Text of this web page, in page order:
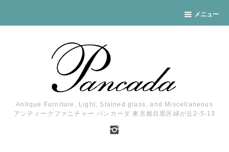
メニュー
Antique Furniture, Light, Stained glass, and Miscellaneous
アンティークファニチャー パンカーダ 東京都目黒区緑が丘2-5-13